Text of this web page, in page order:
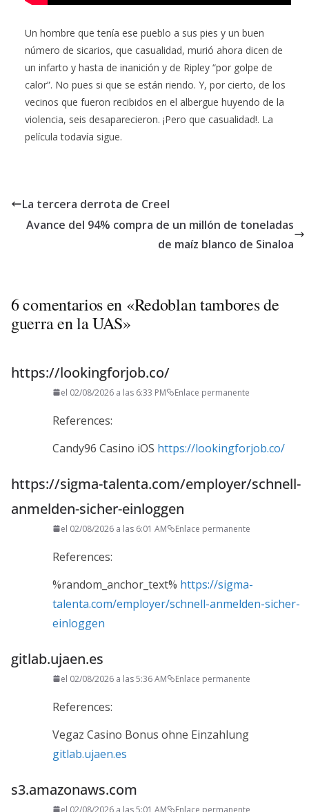
Un hombre que tenía ese pueblo a sus pies y un buen
número de sicarios, que casualidad, murió ahora dicen de
un infarto y hasta de inanición y de Ripley “por golpe de
calor”. No pues si que se están riendo. Y, por cierto, de los
vecinos que fueron recibidos en el albergue huyendo de la
violencia, seis desaparecieron. ¡Pero que casualidad!. La
película todavía sigue.
La tercera derrota de Creel
Avance del 94% compra de un millón de toneladas
de maíz blanco de Sinaloa
6 comentarios en «Redoblan tambores de
guerra en la UAS»
https://lookingforjob.co/
el 02/08/2026 a las 6:33 PM Enlace permanente
References:
Candy96 Casino iOS https://lookingforjob.co/
https://sigma-talenta.com/employer/schnell-
anmelden-sicher-einloggen
el 02/08/2026 a las 6:01 AM Enlace permanente
References:
%random_anchor_text% https://sigma-
talenta.com/employer/schnell-anmelden-sicher-
einloggen
gitlab.ujaen.es
el 02/08/2026 a las 5:36 AM Enlace permanente
References:
Vegaz Casino Bonus ohne Einzahlung
gitlab.ujaen.es
s3.amazonaws.com
el 02/08/2026 a las 5:01 AM Enlace permanente